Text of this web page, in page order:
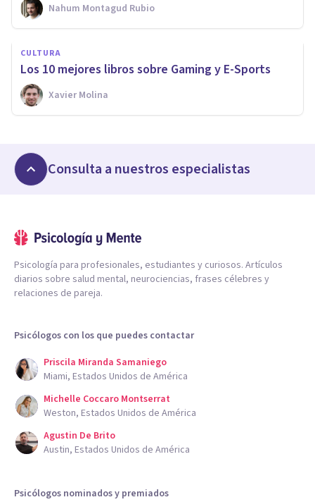
Nahum Montagud Rubio
CULTURA
Los 10 mejores libros sobre Gaming y E-Sports
Xavier Molina
Consulta a nuestros especialistas
Psicología para profesionales, estudiantes y curiosos. Artículos
diarios sobre salud mental, neurociencias, frases célebres y
relaciones de pareja.
Psicólogos con los que puedes contactar
Priscila Miranda Samaniego
Miami, Estados Unidos de América
Michelle Coccaro Montserrat
Weston, Estados Unidos de América
Agustin De Brito
Austin, Estados Unidos de América
Psicólogos nominados y premiados